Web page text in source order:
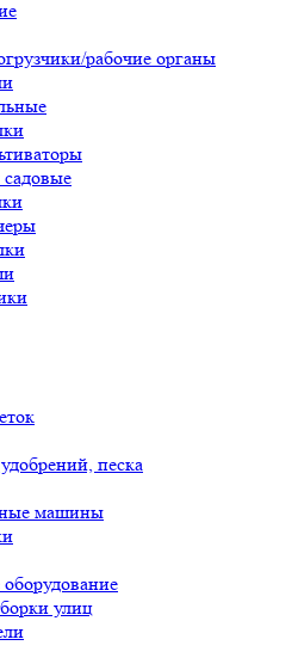
рабочие органы
песка
машины
улиц